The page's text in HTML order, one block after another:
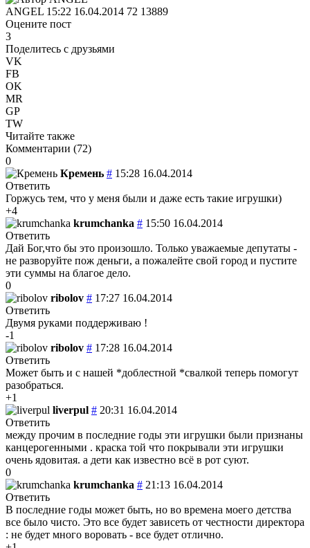
ANGEL 15:22 16.04.2014 72 13889
Оцените пост
3
Поделитесь с друзьями
VK
FB
OK
MR
GP
TW
Читайте также
Комментарии (72)
0
Кремень # 15:28 16.04.2014
Ответить
Горжусь тем, что у меня были и даже есть такие игрушки)
+4
krumchanka # 15:50 16.04.2014
Ответить
Дай Бог,что бы это произошло. Только уважаемые депутаты -
не разворуйте пож деньги, а пожалейте свой город и пустите
эти суммы на благое дело.
0
ribolov # 17:27 16.04.2014
Ответить
Двумя руками поддерживаю !
-1
ribolov # 17:28 16.04.2014
Ответить
Может быть и с нашей *доблестной *свалкой теперь помогут
разобраться.
+1
liverpul # 20:31 16.04.2014
Ответить
между прочим в последние годы эти игрушки были признаны
канцерогенными . краска той что покрывали эти игрушки
очень ядовитая. а дети как известно всё в рот суют.
0
krumchanka # 21:13 16.04.2014
Ответить
В последние годы может быть, но во времена моего детства
все было чисто. Это все будет зависеть от честности директора
: не будет много воровать - все будет отлично.